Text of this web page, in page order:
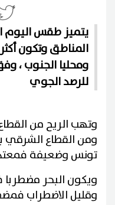
يتميز طقس اليوم
المناطق وتكون
ومحليا الجنوب ،
للرصد الجوي
وتهب الريح من
ومن القطاع الشرقي
تونس وضعيفة
ويكون البحر
وقليل الاضطراب